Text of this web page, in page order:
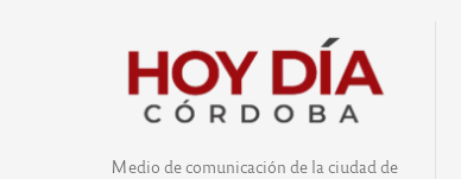
Medio de comunicación de la ciudad de